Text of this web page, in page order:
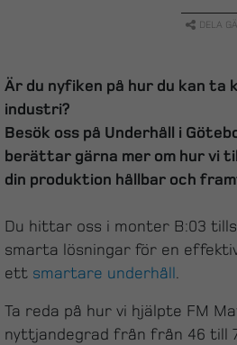
DELA
Är du nyfiken på hur du kan ta
industri?
Besök oss på Underhåll i
berättar gärna mer om hur vi
din produktion hållbar och
Du hittar oss i monter B:03
smarta lösningar för en
ett smartare underhåll
Ta reda på hur vi hjälpte FM
nyttjandegrad från från 46 till